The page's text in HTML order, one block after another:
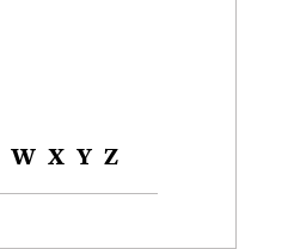
W X Y Z